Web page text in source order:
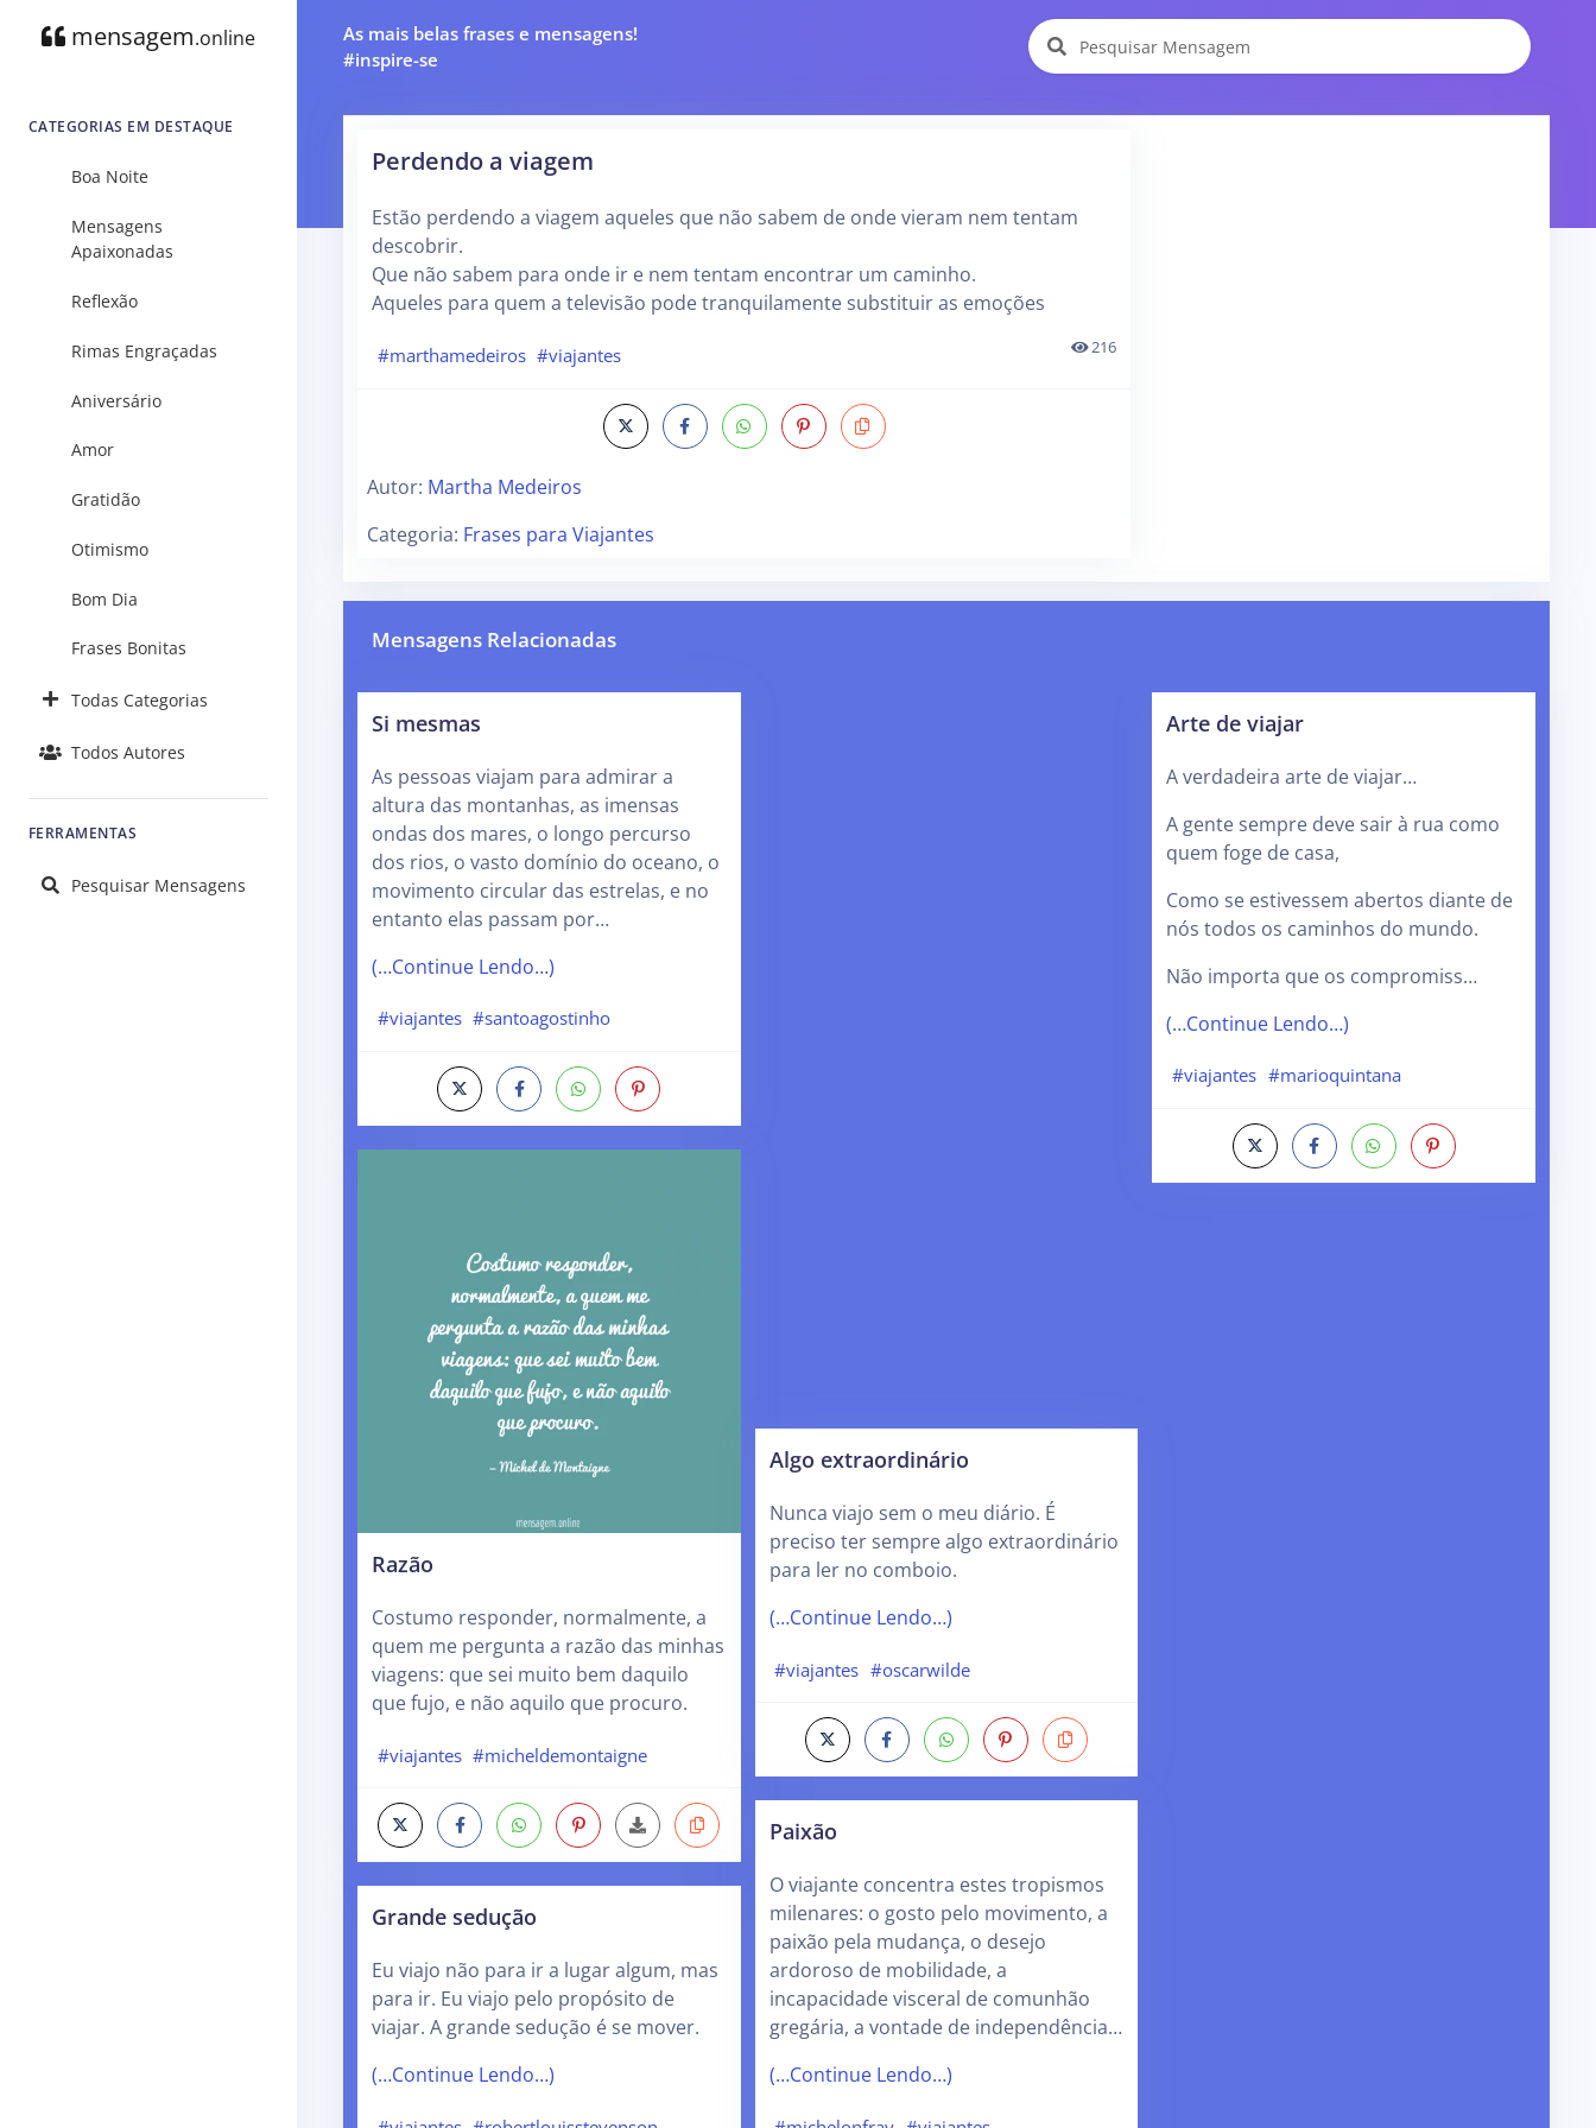
mensagem.online
CATEGORIAS EM DESTAQUE
Boa Noite
Mensagens
Apaixonadas
Reflexão
Rimas Engraçadas
Aniversário
Amor
Gratidão
Otimismo
Bom Dia
Frases Bonitas
Todas Categorias
Todos Autores
FERRAMENTAS
Pesquisar Mensagens
As mais belas frases e mensagens!
#inspire-se
Perdendo a viagem
Estão perdendo a viagem aqueles que não sabem de onde vieram nem tentam
descobrir.
Que não sabem para onde ir e nem tentam encontrar um caminho.
Aqueles para quem a televisão pode tranquilamente substituir as emoções
#marthamedeiros #viajantes 216
Autor: Martha Medeiros
Categoria: Frases para Viajantes
Mensagens Relacionadas
Si mesmas
As pessoas viajam para admirar a
altura das montanhas, as imensas
ondas dos mares, o longo percurso
dos rios, o vasto domínio do oceano, o
movimento circular das estrelas, e no
entanto elas passam por…
(…Continue Lendo…)
#viajantes #santoagostinho
Razão
Costumo responder, normalmente, a
quem me pergunta a razão das minhas
viagens: que sei muito bem daquilo
que fujo, e não aquilo que procuro.
#viajantes #micheldemontaigne
Grande sedução
Eu viajo não para ir a lugar algum, mas
para ir. Eu viajo pelo propósito de
viajar. A grande sedução é se mover.
(…Continue Lendo…)
Algo extraordinário
Nunca viajo sem o meu diário. É
preciso ter sempre algo extraordinário
para ler no comboio.
(…Continue Lendo…)
#viajantes #oscarwilde
Paixão
O viajante concentra estes tropismos
milenares: o gosto pelo movimento, a
paixão pela mudança, o desejo
ardoroso de mobilidade, a
incapacidade visceral de comunhão
gregária, a vontade de independência…
(…Continue Lendo…)
Arte de viajar
A verdadeira arte de viajar…
A gente sempre deve sair à rua como
quem foge de casa,
Como se estivessem abertos diante de
nós todos os caminhos do mundo.
Não importa que os compromiss…
(…Continue Lendo…)
#viajantes #marioquintana